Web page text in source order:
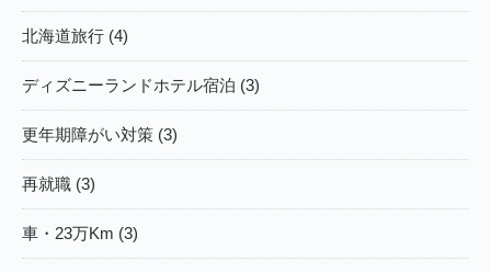
北海道旅行 (4)
ディズニーランドホテル宿泊 (3)
更年期障がい対策 (3)
再就職 (3)
車・23万Km (3)